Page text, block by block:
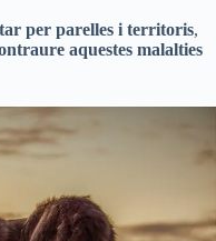
per parelles i territoris,
aquestes malalties